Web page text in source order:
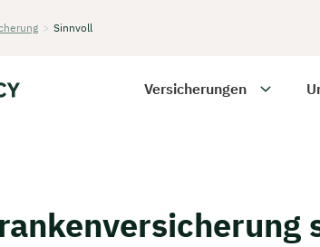
> Sinnvoll
Versicherungen